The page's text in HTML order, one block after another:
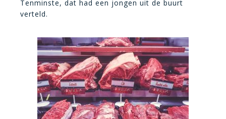
Tenminste, dat had een jongen uit de buurt
verteld.